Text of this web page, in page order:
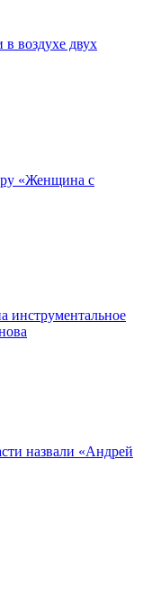
воздухе двух
«Женщина с
инструментальное
назвали «Андрей